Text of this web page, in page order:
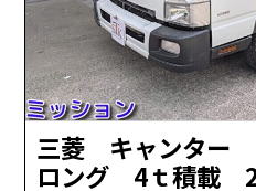
三菱 キャンター
ロング 4ｔ積載